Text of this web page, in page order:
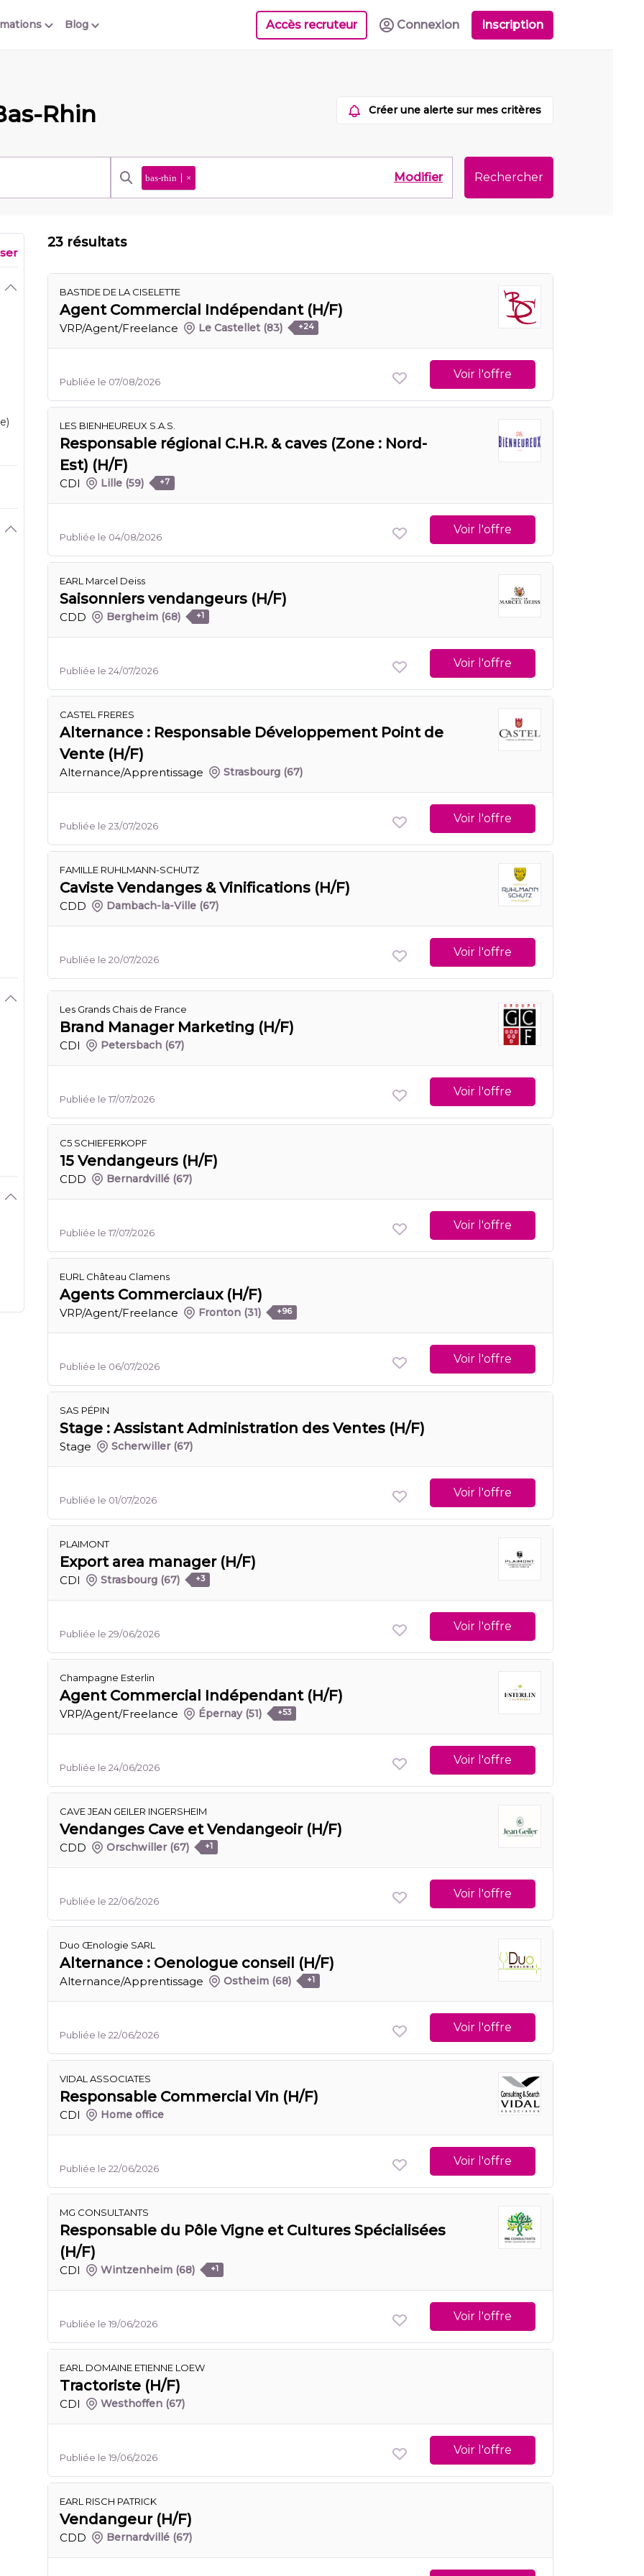
Blog Accès recruteur Connexion Inscription
Rhin Créer une alerte sur mes critères
bas-rhin × Modifier Rechercher
23 résultats
BASTIDE DE LA CISELETTE
Agent Commercial Indépendant (H/F)
VRP/Agent/Freelance Le Castellet (83) +24
Publiée le 07/08/2026
Voir l'offre
LES BIENHEUREUX S.A.S.
Responsable régional C.H.R. & caves (Zone : Nord-
Est) (H/F)
CDI Lille (59) +7
Publiée le 04/08/2026
Voir l'offre
EARL Marcel Deiss
Saisonniers vendangeurs (H/F)
CDD Bergheim (68) +1
Publiée le 24/07/2026
Voir l'offre
CASTEL FRERES
Alternance : Responsable Développement Point de
Vente (H/F)
Alternance/Apprentissage Strasbourg (67)
Publiée le 23/07/2026
Voir l'offre
FAMILLE RUHLMANN-SCHUTZ
Caviste Vendanges & Vinifications (H/F)
CDD Dambach-la-Ville (67)
Publiée le 20/07/2026
Voir l'offre
Les Grands Chais de France
Brand Manager Marketing (H/F)
CDI Petersbach (67)
Publiée le 17/07/2026
Voir l'offre
C5 SCHIEFERKOPF
15 Vendangeurs (H/F)
CDD Bernardvillé (67)
Publiée le 17/07/2026
Voir l'offre
EURL Château Clamens
Agents Commerciaux (H/F)
VRP/Agent/Freelance Fronton (31) +96
Publiée le 06/07/2026
Voir l'offre
SAS PÉPIN
Stage : Assistant Administration des Ventes (H/F)
Stage Scherwiller (67)
Publiée le 01/07/2026
Voir l'offre
PLAIMONT
Export area manager (H/F)
CDI Strasbourg (67) +3
Publiée le 29/06/2026
Voir l'offre
Champagne Esterlin
Agent Commercial Indépendant (H/F)
VRP/Agent/Freelance Épernay (51) +53
Publiée le 24/06/2026
Voir l'offre
CAVE JEAN GEILER INGERSHEIM
Vendanges Cave et Vendangeoir (H/F)
CDD Orschwiller (67) +1
Publiée le 22/06/2026
Voir l'offre
Duo Œnologie SARL
Alternance : Oenologue conseil (H/F)
Alternance/Apprentissage Ostheim (68) +1
Publiée le 22/06/2026
Voir l'offre
VIDAL ASSOCIATES
Responsable Commercial Vin (H/F)
CDI Home office
Publiée le 22/06/2026
Voir l'offre
MG CONSULTANTS
Responsable du Pôle Vigne et Cultures Spécialisées
(H/F)
CDI Wintzenheim (68) +1
Publiée le 19/06/2026
Voir l'offre
EARL DOMAINE ETIENNE LOEW
Tractoriste (H/F)
CDI Westhoffen (67)
Publiée le 19/06/2026
Voir l'offre
EARL RISCH PATRICK
Vendangeur (H/F)
CDD Bernardvillé (67)